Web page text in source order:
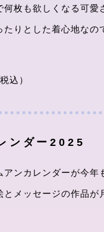
何枚も欲しくなる可愛
たりとした着心地なの
込）
ンダー2025
アンカレンダーが今年
とメッセージの作品が